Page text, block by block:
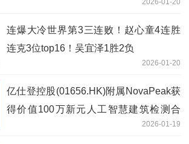
2026-01-20
连爆大冷世界第3三连败！赵心童4连胜
连克3位top16！吴宜泽1胜2负
2026-01-20
亿仕登控股(01656.HK)附属NovaPeak获
得价值100万新元人工智慧建筑检测合
2026-01-19